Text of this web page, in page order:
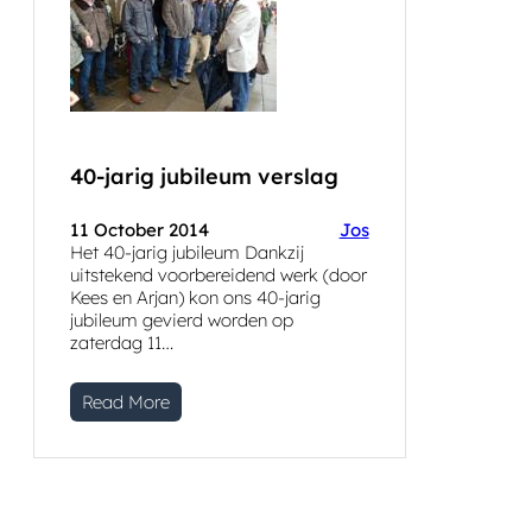
40-jarig jubileum verslag
11 October 2014
Jos
Het 40-jarig jubileum Dankzij
uitstekend voorbereidend werk (door
Kees en Arjan) kon ons 40-jarig
jubileum gevierd worden op
zaterdag 11…
Read More